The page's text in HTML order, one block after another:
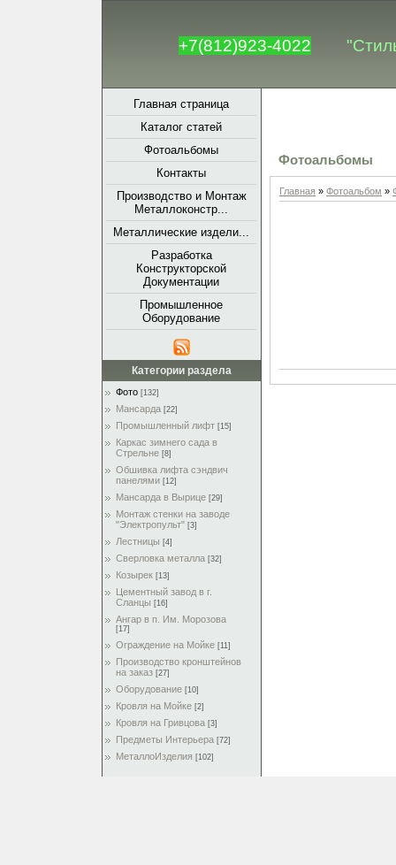
+7(812)923-4022
Главная страница
Каталог статей
Фотоальбомы
Контакты
Производство и Монтаж
Металлоконстр...
Металлические издели...
Разработка
Конструкторской
Документации
Промышленное
Оборудование
Категории раздела
Фото [132]
Мансарда [22]
Промышленный лифт [15]
Каркас зимнего сада в
Стрельне [8]
Обшивка лифта сэндвич
панелями [12]
Мансарда в Вырице [29]
Монтаж стенки на заводе
"Электропульт" [3]
Лестницы [4]
Сверловка металла [32]
Козырек [13]
Цементный завод в г.
Сланцы [16]
Ангар в п. Им. Морозова
[17]
Ограждение на Мойке [11]
Производство кронштейнов
на заказ [27]
Оборудование [10]
Кровля на Мойке [2]
Кровля на Гривцова [3]
Предметы Интерьера [72]
МеталлоИзделия [102]
Фотоальбомы
Главная » Фотоальбом »